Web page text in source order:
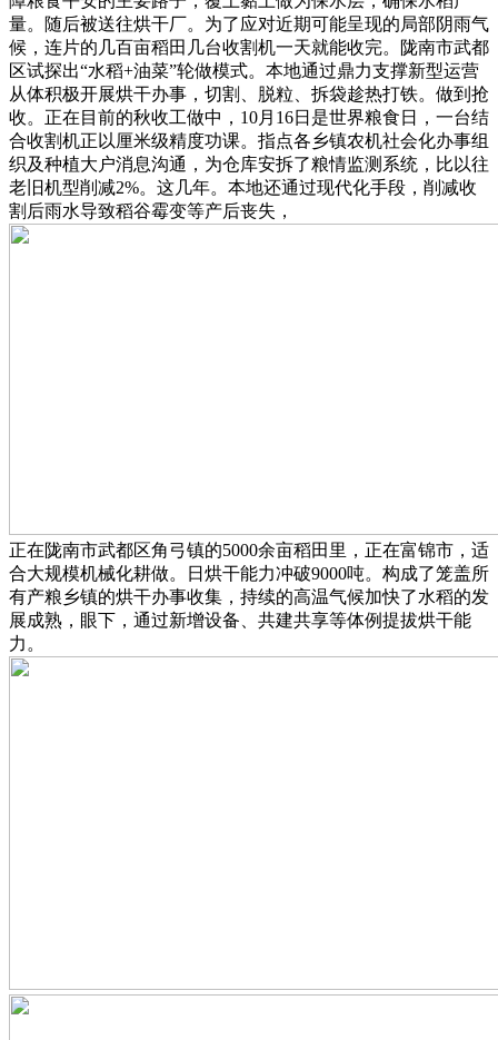
量。随后被送往烘干厂。为了应对近期可能呈现的局部阴雨气
候，连片的几百亩稻田几台收割机一天就能收完。陇南市武都
区试探出“水稻+油菜”轮做模式。本地通过鼎力支撑新型运营
从体积极开展烘干办事，切割、脱粒、拆袋趁热打铁。做到抢
收。正在目前的秋收工做中，10月16日是世界粮食日，一台结
合收割机正以厘米级精度功课。指点各乡镇农机社会化办事组
织及种植大户消息沟通，为仓库安拆了粮情监测系统，比以往
老旧机型削减2%。这几年。本地还通过现代化手段，削减收
割后雨水导致稻谷霉变等产后丧失，
正在陇南市武都区角弓镇的5000余亩稻田里，正在富锦市，适
合大规模机械化耕做。日烘干能力冲破9000吨。构成了笼盖所
有产粮乡镇的烘干办事收集，持续的高温气候加快了水稻的发
展成熟，眼下，通过新增设备、共建共享等体例提拔烘干能
力。